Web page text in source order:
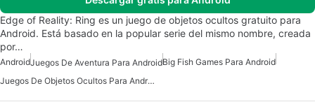
Edge of Reality: Ring es un juego de objetos ocultos gratuito para
Android. Está basado en la popular serie del mismo nombre, creada
por…
AndroidJuegos De Aventura Para AndroidBig Fish Games Para Android
Juegos De Objetos Ocultos Para Android